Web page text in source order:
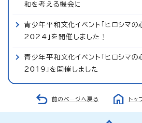
和を考える機会に
青少年平和文化イベント「ヒロシマの
2024」を開催しました！
青少年平和文化イベント「ヒロシマ
2019」を開催しました
前のページへ戻る トッ